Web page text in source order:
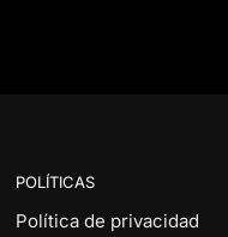
POLÍTICAS
Política de privacidad